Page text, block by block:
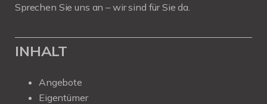
Sprechen Sie uns an – wir sind für Sie da.
INHALT
Angebote
Eigentümer